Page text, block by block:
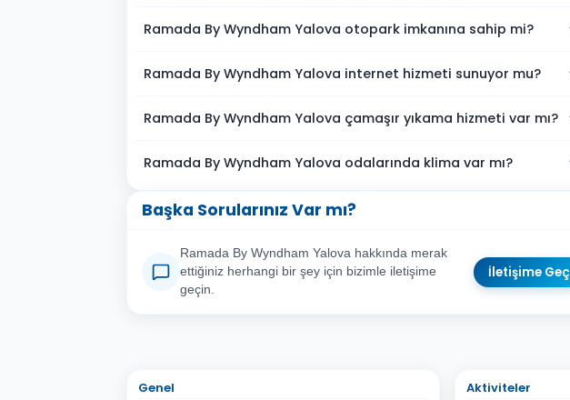
Ramada By Wyndham Yalova otopark imkanına sahip mi?
Ramada By Wyndham Yalova internet hizmeti sunuyor mu?
Ramada By Wyndham Yalova çamaşır yıkama hizmeti var mı?
Ramada By Wyndham Yalova odalarında klima var mı?
Başka Sorularınız Var mı?
Ramada By Wyndham Yalova hakkında merak
ettiğiniz herhangi bir şey için bizimle iletişime
geçin.
İletişime Geç
Genel
Aktiviteler